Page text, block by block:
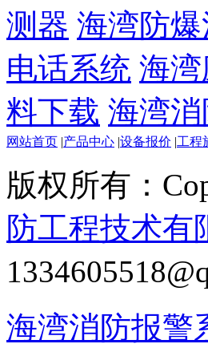
测器 海湾防
电话系统 海
料下载 海湾
网站首页 |产品中心 |设备报价 |工程
版权所有：
防工程技术有
海湾消防报警